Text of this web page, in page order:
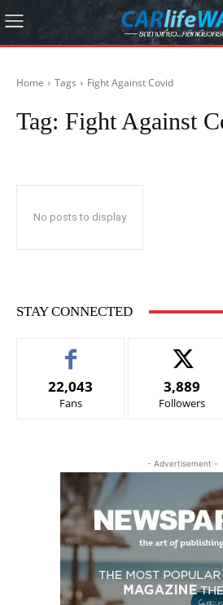
Home Tags Fight Against Covid
Tag: Fight Against
No posts to display
STAY CONNECTED
22,043
Fans
3,889
Followers
- Advertisement -